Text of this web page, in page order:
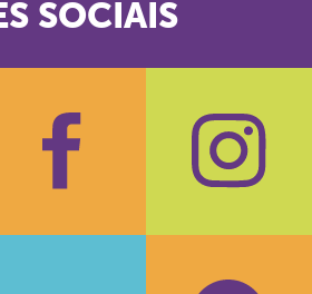
SOCIAIS
Facebook